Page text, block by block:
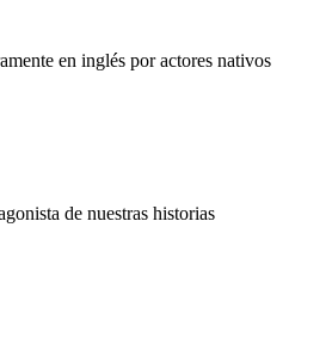
en inglés por actores nativos
de nuestras historias